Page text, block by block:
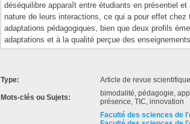
déséquilibre apparaît entre étudiants en présentiel
nature de leurs interactions, ce qui a pour effet chez
adaptations pédagogiques, bien que deux profils
adaptations et à la qualité perçue des
Type: Article de revue scientifique
Mots-clés ou Sujets:
bimodalité, pédagogie,
présence, TIC, innovation
Faculté des sciences de